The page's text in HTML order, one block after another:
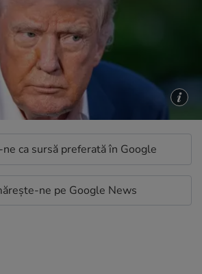
ca sursă preferată în Google
ne pe Google News